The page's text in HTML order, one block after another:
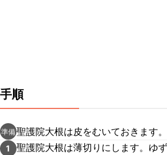
手順
準備聖護院大根は皮をむいておきます。
1
聖護院大根は薄切りにします。ゆ